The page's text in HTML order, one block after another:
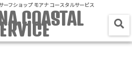
ーフショップ モアナ コースタルサービス